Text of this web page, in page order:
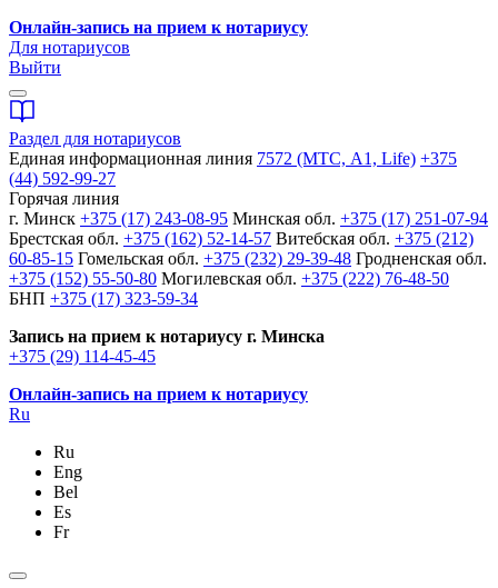
Онлайн-запись на прием к нотариусу
Для нотариусов
Выйти
Раздел для нотариусов
Единая информационная линия 7572 (МТС, A1, Life) +375
(44) 592-99-27
Горячая линия
г. Минск +375 (17) 243-08-95 Минская обл. +375 (17) 251-07-94
Брестская обл. +375 (162) 52-14-57 Витебская обл. +375 (212)
60-85-15 Гомельская обл. +375 (232) 29-39-48 Гродненская обл.
+375 (152) 55-50-80 Могилевская обл. +375 (222) 76-48-50
БНП +375 (17) 323-59-34
Запись на прием к нотариусу г. Минска
+375 (29) 114-45-45
Онлайн-запись на прием к нотариусу
Ru
Ru
Eng
Bel
Es
Fr